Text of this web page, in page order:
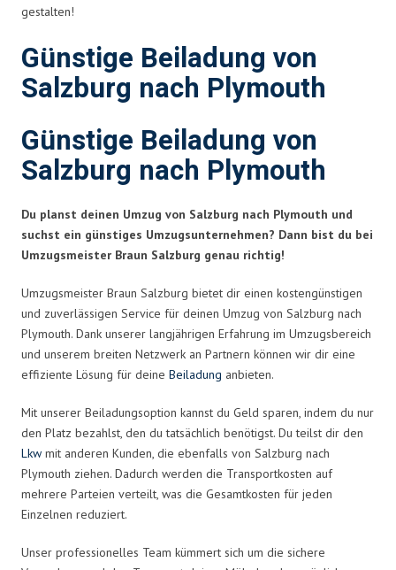
gestalten!
Günstige Beiladung von
Salzburg nach Plymouth
Günstige Beiladung von
Salzburg nach Plymouth
Du planst deinen Umzug von Salzburg nach Plymouth und
suchst ein günstiges Umzugsunternehmen? Dann bist du bei
Umzugsmeister Braun Salzburg genau richtig!
Umzugsmeister Braun Salzburg bietet dir einen kostengünstigen
und zuverlässigen Service für deinen Umzug von Salzburg nach
Plymouth. Dank unserer langjährigen Erfahrung im Umzugsbereich
und unserem breiten Netzwerk an Partnern können wir dir eine
effiziente Lösung für deine Beiladung anbieten.
Mit unserer Beiladungsoption kannst du Geld sparen, indem du nur
den Platz bezahlst, den du tatsächlich benötigst. Du teilst dir den
Lkw mit anderen Kunden, die ebenfalls von Salzburg nach
Plymouth ziehen. Dadurch werden die Transportkosten auf
mehrere Parteien verteilt, was die Gesamtkosten für jeden
Einzelnen reduziert.
Unser professionelles Team kümmert sich um die sichere